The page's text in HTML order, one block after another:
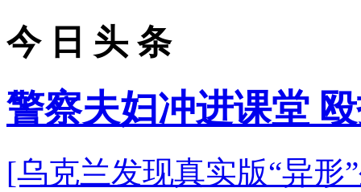
今 日 头 条
警察夫妇冲进课堂
[乌克兰发现真实版“异形